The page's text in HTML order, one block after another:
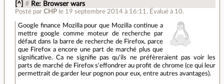
[^] # Re: Browser wars
Posté par CHP le 19 septembre 2014 à 16:11 . Évalué à 10.
Google finance Mozilla pour que Mozilla continue a
mettre google comme moteur de recherche par
défaut dans la barre de recherche de Firefox, parce
que Firefox a encore une part de marché plus que
significative. Ca ne signifie pas qu'ils ne préfèreraient pas voir les
parts de marché de Firefox s'effondrer au profit de chrome (ce qui leur
permettrait de garder leur pognon pour eux, entre autres avantages).